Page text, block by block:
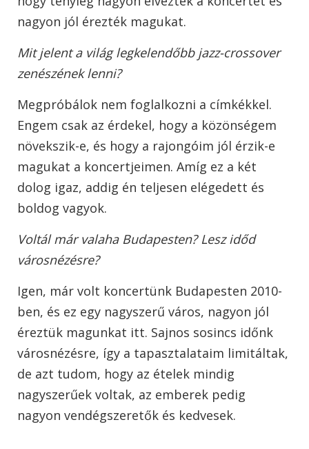
nagyon jól érezték magukat.
Mit jelent a világ legkelendőbb jazz-crossover
zenészének lenni?
Megpróbálok nem foglalkozni a címkékkel.
Engem csak az érdekel, hogy a közönségem
növekszik-e, és hogy a rajongóim jól érzik-e
magukat a koncertjeimen. Amíg ez a két
dolog igaz, addig én teljesen elégedett és
boldog vagyok.
Voltál már valaha Budapesten? Lesz időd
városnézésre?
Igen, már volt koncertünk Budapesten 2010-
ben, és ez egy nagyszerű város, nagyon jól
éreztük magunkat itt. Sajnos sosincs időnk
városnézésre, így a tapasztalataim limitáltak,
de azt tudom, hogy az ételek mindig
nagyszerűek voltak, az emberek pedig
nagyon vendégszeretők és kedvesek.